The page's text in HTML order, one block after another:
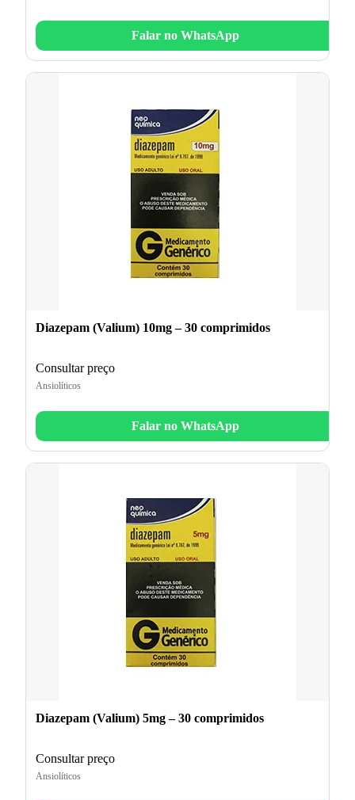
Falar no WhatsApp
Diazepam (Valium) 10mg – 30 comprimidos
Consultar preço
Ansiolíticos
Falar no WhatsApp
Diazepam (Valium) 5mg – 30 comprimidos
Consultar preço
Ansiolíticos